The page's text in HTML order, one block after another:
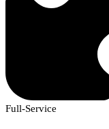
Full-Service